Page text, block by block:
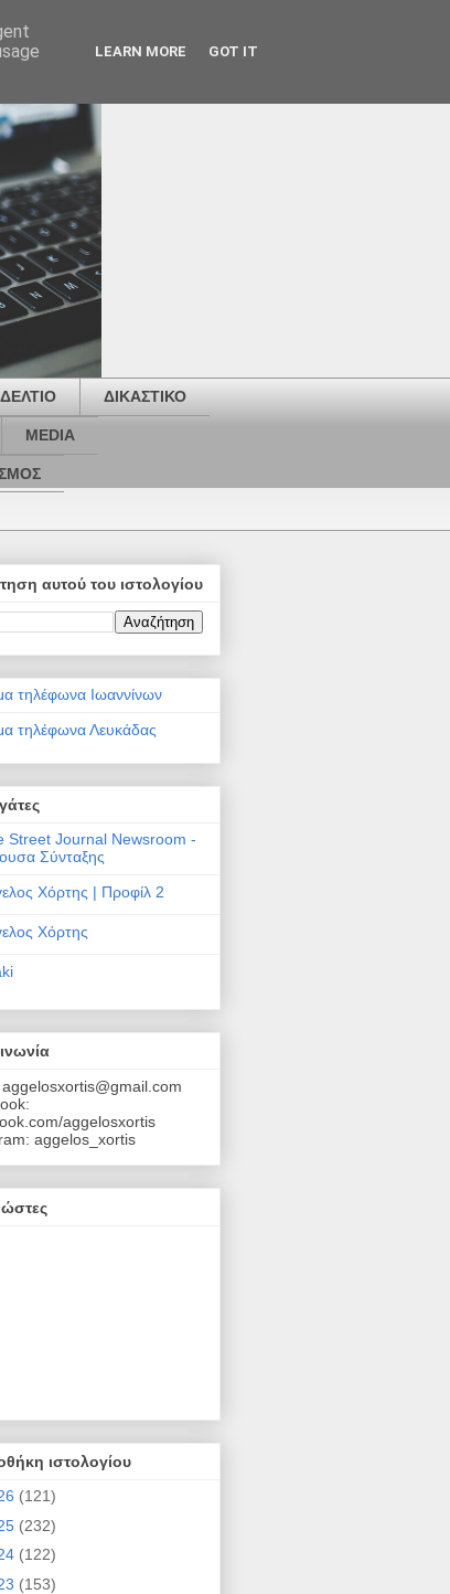
ΔΙΚΑΣΤΙΚΟ
MEDIA
αυτού του ιστολογίου
τηλέφωνα Ιωαννίνων
τηλέφωνα Λευκάδας
Street Journal Newsroom -
Σύνταξης
Χόρτης | Προφίλ 2
Χόρτης
aggelosxortis
aggelos_xortis
ιστολογίου
(121)
(232)
(122)
(153)
LEARN MORE GOT IT